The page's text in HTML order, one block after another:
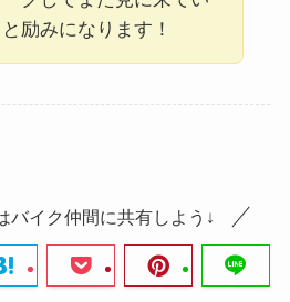
励みになります！
バイク仲間に共有しよう↓